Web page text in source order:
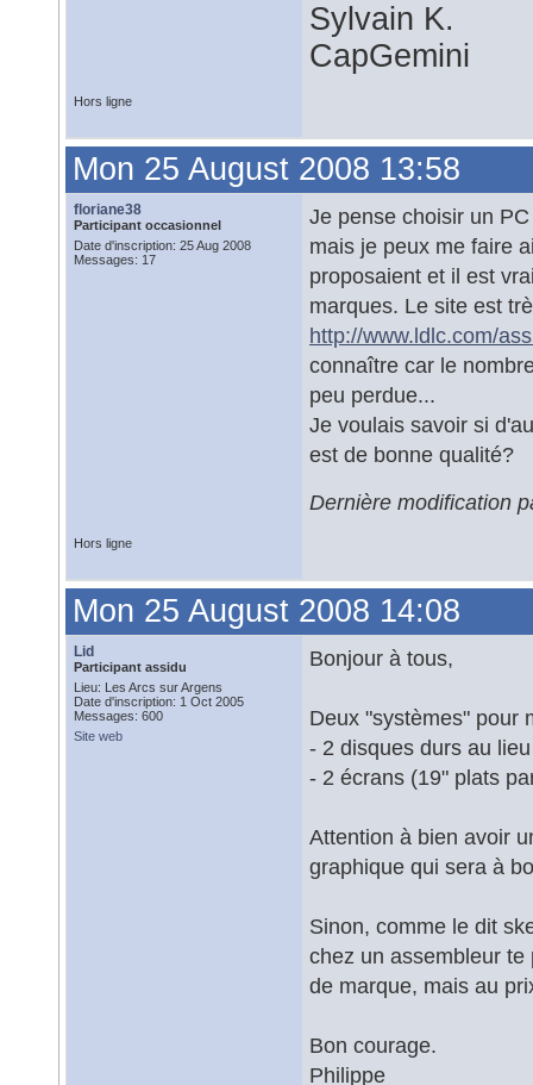
Sylvain K.
CapGemini
Hors ligne
Mon 25 August 2008 13:58
floriane38
Participant occasionnel
Date d'inscription: 25 Aug 2008
Messages: 17
Je pense choisir un
mais je peux me faire
proposaient et il est
marques. Le site est
http://www.ldlc.com/
connaître car le
peu perdue...
Je voulais savoir si
est de bonne qualité?
Dernière modification
Hors ligne
Mon 25 August 2008 14:08
Lid
Participant assidu
Lieu: Les Arcs sur Argens
Date d'inscription: 1 Oct 2005
Messages: 600
Site web
Bonjour à tous,
Deux "systèmes" pour
- 2 disques durs au
- 2 écrans (19" plats
Attention à bien avoir
graphique qui sera à
Sinon, comme le dit
chez un assembleur
de marque, mais au
Bon courage.
Philippe